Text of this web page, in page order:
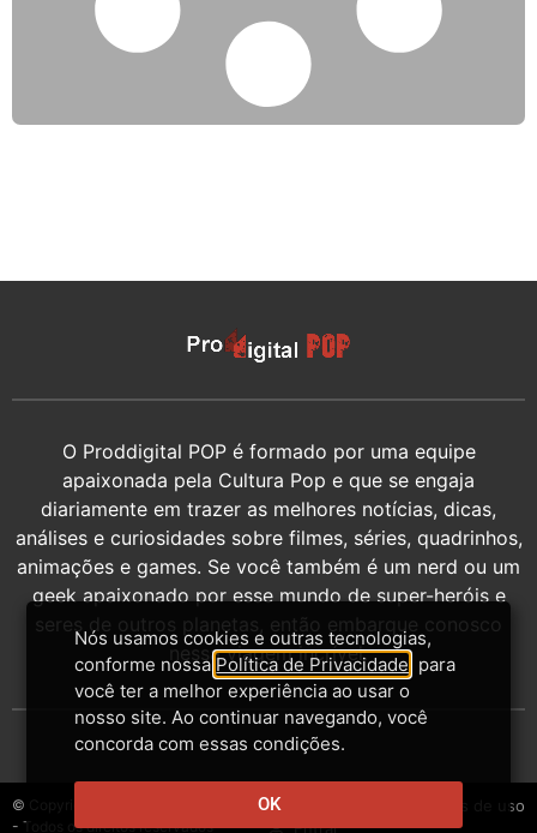
O Proddigital POP é formado por uma equipe
apaixonada pela Cultura Pop e que se engaja
diariamente em trazer as melhores notícias, dicas,
análises e curiosidades sobre filmes, séries, quadrinhos,
animações e games. Se você também é um nerd ou um
geek apaixonado por esse mundo de super-heróis e
seres de outros planetas, então embarque conosco
nessa viagem incrível.
© Copyright 2014-2026 - Proddigital
- Todos os direitos reservados
Contato
Termos de uso
Entrar
Nós usamos cookies e outras tecnologias,
conforme nossa Política de Privacidade , para
você ter a melhor experiência ao usar o
nosso site. Ao continuar navegando, você
concorda com essas condições.
OK